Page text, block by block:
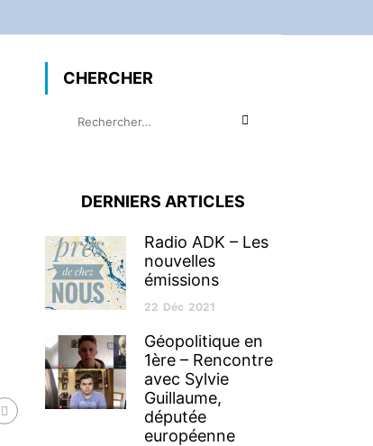
CHERCHER
DERNIERS ARTICLES
Radio ADK – Les
nouvelles
émissions
22 Déc 2021
Géopolitique en
1ère – Rencontre
avec Sylvie
Guillaume,
députée
européenne